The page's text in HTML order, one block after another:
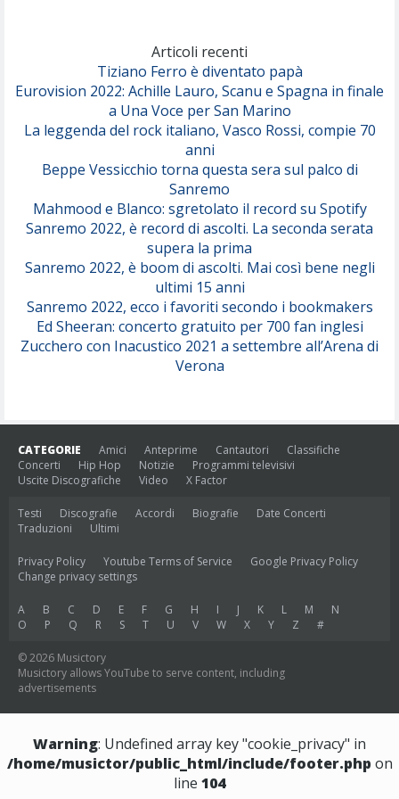
Serenamente
Articoli recenti
Tiziano Ferro è diventato papà
Eurovision 2022: Achille Lauro, Scanu e Spagna in finale
a Una Voce per San Marino
La leggenda del rock italiano, Vasco Rossi, compie 70
anni
Beppe Vessicchio torna questa sera sul palco di
Sanremo
Mahmood e Blanco: sgretolato il record su Spotify
Sanremo 2022, è record di ascolti. La seconda serata
supera la prima
Sanremo 2022, è boom di ascolti. Mai così bene negli
ultimi 15 anni
Sanremo 2022, ecco i favoriti secondo i bookmakers
Ed Sheeran: concerto gratuito per 700 fan inglesi
Zucchero con Inacustico 2021 a settembre all’Arena di
Verona
CATEGORIE Amici Anteprime Cantautori
Classifiche
Concerti
Hip Hop Notizie
Programmi televisivi
Uscite Discografiche
Video X Factor
Testi Discografie Accordi Biografie
Date Concerti
Traduzioni
Ultimi
Privacy Policy Youtube Terms of Service
Google Privacy Policy
Change privacy settings
A B C D E F G H I J K L M
N
O
P Q R S T U V W X Y Z #
© 2026 Musictory
Musictory allows YouTube to serve content, including
advertisements
Warning: Undefined array key "cookie_privacy" in
/home/musictor/public_html/include/footer.php on
line 104